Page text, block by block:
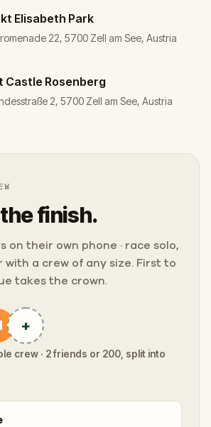
Elisabeth Park
22, 5700 Zell am See, Austria
Castle Rosenberg
2, 5700 Zell am See, Austria
finish.
on their own phone · race solo,
with a crew of any size. First to
takes the crown.
+
crew · 2 friends or 200, split into